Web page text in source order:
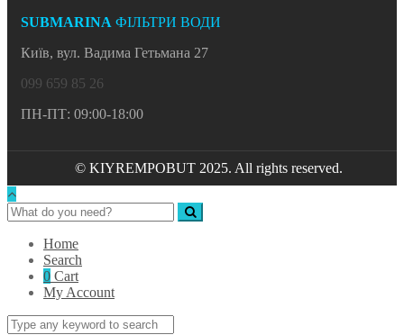
SUBMARINA ФІЛЬТРИ ВОДИ
Київ, вул. Вадима Гетьмана 27
099 659 85 26
ПН-ПТ: 09:00-18:00
© KIYREMPOBUT 2025. All rights reserved.
Home
Search
0 Cart
My Account